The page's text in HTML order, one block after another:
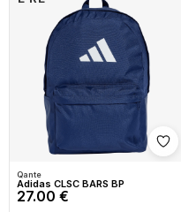
Qante
Adidas CLSC BARS BP
27.00 €